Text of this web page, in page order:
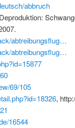
abbruch
abtreibungsflug…
abtreibungsflug…
69/105
,
16544